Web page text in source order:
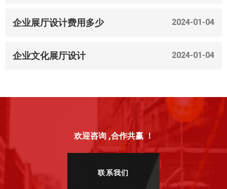
企业展厅设计费用多少 2024-01-04
企业文化展厅设计 2024-01-04
欢迎咨询 ,合作共赢 ！
联系我们